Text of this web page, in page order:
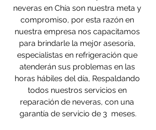
neveras en Chía son nuestra meta y
compromiso, por esta razón en
nuestra empresa nos capacitamos
para brindarle la mej0r asesoría,
especialistas en refrigeración que
atenderán sus problemas en las
horas hábiles del día, Respaldando
todos nuestros servicios en
reparación de neveras, con una
garantía de servicio de 3  meses.